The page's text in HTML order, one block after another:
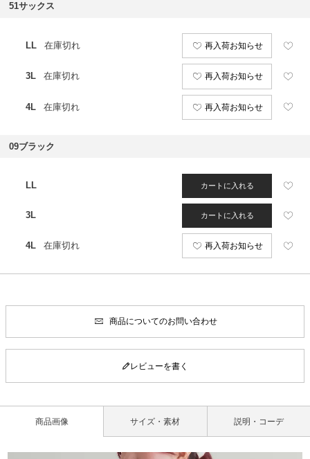
51サックス
LL 在庫切れ 再入荷お知らせ
3L 在庫切れ 再入荷お知らせ
4L 在庫切れ 再入荷お知らせ
09ブラック
LL カートに入れる
3L カートに入れる
4L 在庫切れ 再入荷お知らせ
商品についてのお問い合わせ
レビューを書く
商品画像 サイズ・素材 説明・コーデ